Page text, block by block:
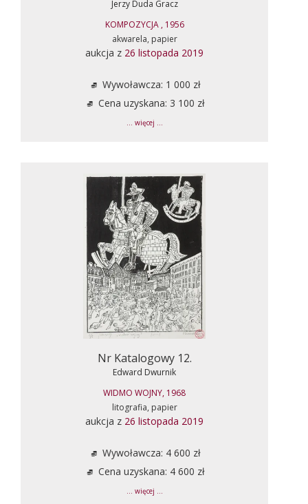
Jerzy Duda Gracz
KOMPOZYCJA , 1956
akwarela, papier
aukcja z 26 listopada 2019
Wywoławcza: 1 000 zł
Cena uzyskana: 3 100 zł
... więcej ...
Nr Katalogowy 12.
Edward Dwurnik
WIDMO WOJNY, 1968
litografia, papier
aukcja z 26 listopada 2019
Wywoławcza: 4 600 zł
Cena uzyskana: 4 600 zł
... więcej ...